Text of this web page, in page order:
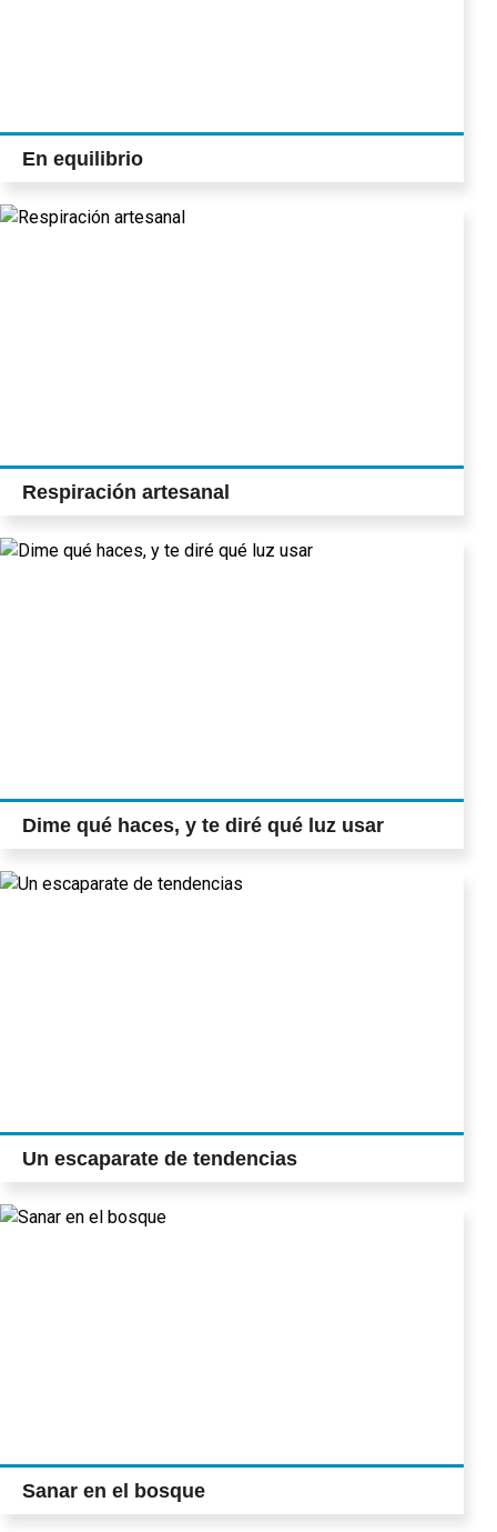
En equilibrio
Respiración artesanal
Dime qué haces, y te diré qué luz usar
Un escaparate de tendencias
Sanar en el bosque